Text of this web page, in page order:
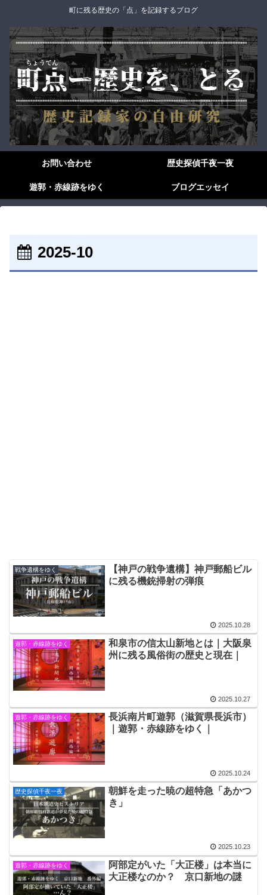
町に残る歴史の「点」を記録するブログ
お問い合わせ 歴史探偵千夜一夜
遊郭・赤線跡をゆく ブログエッセイ
2025-10
戦争遺構をゆく
【神戸の戦争遺構】神戸郵船ビル
に残る機銃掃射の弾痕
2025.10.28
遊郭・赤線跡をゆく
和泉市の信太山新地とは｜大阪泉
州に残る風俗街の歴史と現在｜
2025.10.27
遊郭・赤線跡をゆく
長浜南片町遊郭（滋賀県長浜市）
｜遊郭・赤線跡をゆく｜
2025.10.24
歴史探偵千夜一夜
朝鮮を走った暁の超特急「あかつ
き」
2025.10.23
遊郭・赤線跡をゆく
阿部定がいた「大正楼」は本当に
大正楼なのか？ 京口新地の謎